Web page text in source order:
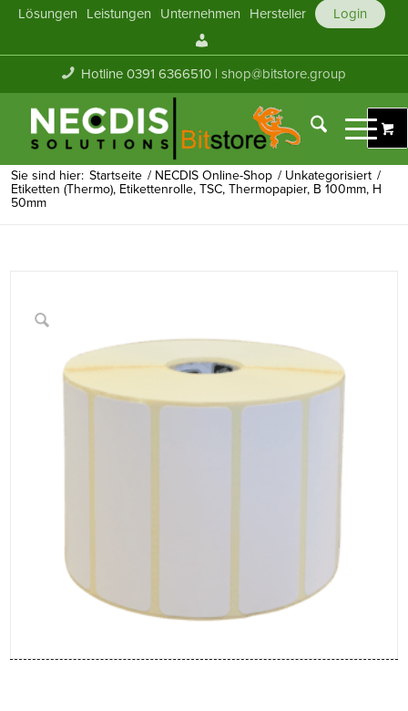
Lösungen Leistungen Unternehmen Hersteller
Login
Konto
Hotline 0391 6366510 |shop@bitstore.group
Sie sind hier: Startseite / NECDIS Online-Shop / Unkategorisiert /
Etiketten (Thermo), Etikettenrolle, TSC, Thermopapier, B 100mm, H
50mm